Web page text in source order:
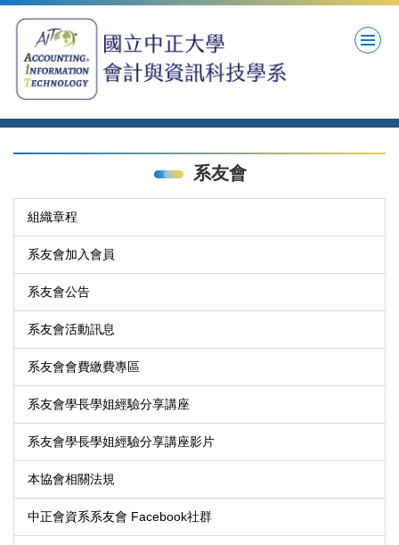
到
區
系友會
組織章程
系友會加入會員
系友會公告
系友會活動訊息
系友會會費繳費專區
系友會學長學姐經驗分享講座
系友會學長學姐經驗分享講座影片
本協會相關法規
中正會資系系友會 Facebook社群